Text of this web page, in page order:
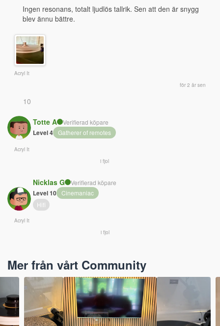
Ingen resonans, totalt ljudlös tallrik. Sen att den är snygg
blev ännu bättre.
Acryl It
för 2 år sen
10
Totte A Verifierad köpare
Level 4 Gatherer of remotes
Acryl It
i fjol
Nicklas G Verifierad köpare
Level 10 Cinemaniac
Hifi
Acryl It
i fjol
Mer från vårt Community